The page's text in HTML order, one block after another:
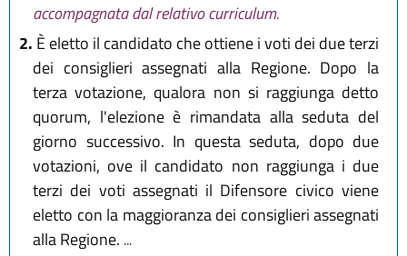
accompagnata dal relativo curriculum.
2. È eletto il candidato che ottiene i voti dei due terzi
dei consiglieri assegnati alla Regione. Dopo la
terza votazione, qualora non si raggiunga detto
quorum, l'elezione è rimandata alla seduta del
giorno successivo. In questa seduta, dopo due
votazioni, ove il candidato non raggiunga i due
terzi dei voti assegnati il Difensore civico viene
eletto con la maggioranza dei consiglieri assegnati
alla Regione. ...